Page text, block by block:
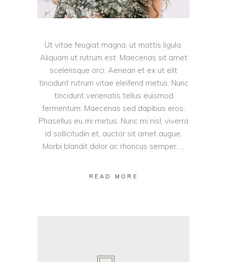
Ut vitae feugiat magna, ut mattis ligula.
Aliquam ut rutrum est. Maecenas sit amet
scelerisque orci. Aenean et ex ut elit
tincidunt rutrum vitae eleifend metus. Nunc
tincidunt venenatis tellus euismod
fermentum. Maecenas sed dapibus eros.
Phasellus eu mi metus. Nunc mi nisl, viverra
id sollicitudin et, auctor sit amet augue.
Morbi blandit dolor ac rhoncus semper.
READ MORE